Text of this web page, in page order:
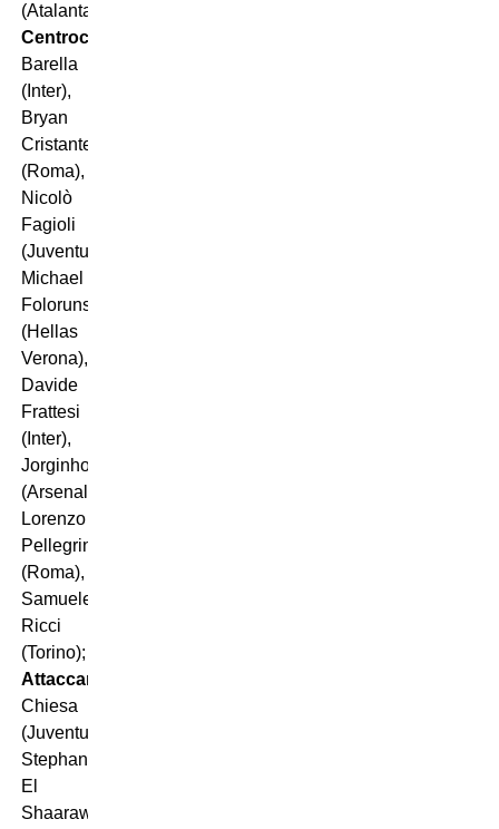
(Atalanta);
Centrocampisti
Barella
(Inter),
Bryan
Cristante
(Roma),
Nicolò
Fagioli
(Juventus),
Michael
Folorunsho
(Hellas
Verona),
Davide
Frattesi
(Inter),
Jorginho
(Arsenal),
Lorenzo
Pellegrini
(Roma),
Samuele
Ricci
(Torino);
Attaccanti
Chiesa
(Juventus),
Stephan
El
Shaarawy